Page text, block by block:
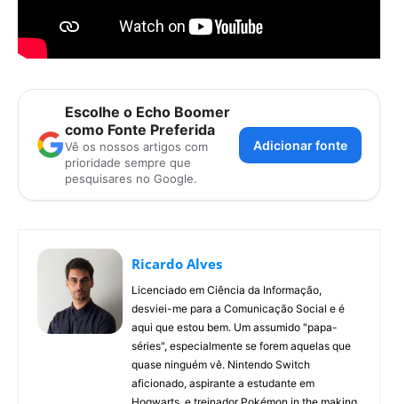
Escolhe o Echo Boomer
como Fonte Preferida
Vê os nossos artigos com
prioridade sempre que
pesquisares no Google.
Adicionar fonte
Ricardo Alves
Licenciado em Ciência da Informação,
desviei-me para a Comunicação Social e é
aqui que estou bem. Um assumido "papa-
séries", especialmente se forem aquelas que
quase ninguém vê. Nintendo Switch
aficionado, aspirante a estudante em